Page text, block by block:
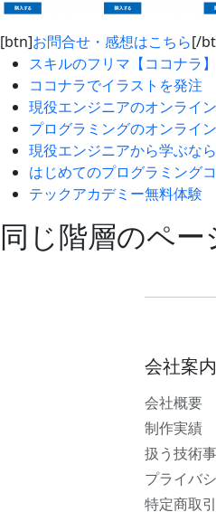
[btn]お問合せ・感想はこちら[/
スキルのフリマ【ココナラ】
ココナラでイラストを発注
現役エンジニアのオンライ
プログラミングのオンライ
現役エンジニアから学ぶな
はじめてのプログラミング
テックアカデミー無料体験
同じ階層のペー
会社案内
会社概要
制作実績
扱う技術
プライバ
特定商取